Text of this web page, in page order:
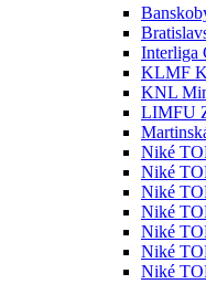
Interliga
KLMF
KNL
LIMFU
Niké
Niké
Niké
Niké
Niké
Niké
Niké